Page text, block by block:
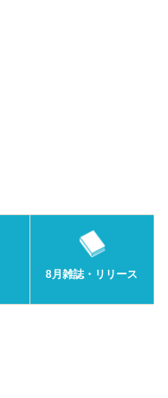
8月雑誌・リリース